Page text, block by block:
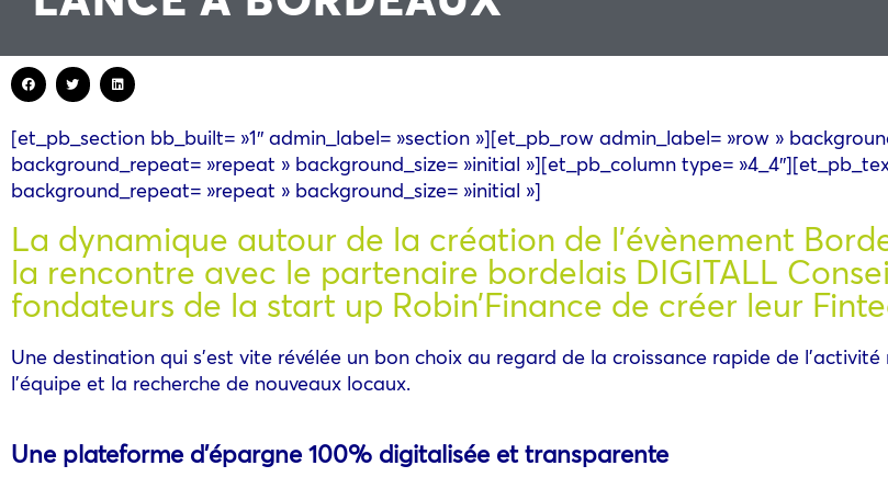
[et_pb_section bb_built= »1″ admin_label= »section »][et_pb_row admin_label= »row »
background_repeat= »repeat » background_size= »initial »][et_pb_column type=
background_repeat= »repeat » background_size= »initial »]
La dynamique autour de la création de l’évènement
la rencontre avec le partenaire bordelais DIGITALL
fondateurs de la start up Robin’Finance de créer leur
Une destination qui s’est vite révélée un bon choix au regard de la croissance rapide de
l’équipe et la recherche de nouveaux locaux.
Une plateforme d’épargne 100% digitalisée et transparente